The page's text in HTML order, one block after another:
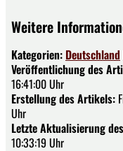
Weitere
Kategorien: Deutschland
Veröffentlichung des
16:41:00 Uhr
Erstellung des Artikels:
Uhr
Letzte Aktualisierung
10:33:19 Uhr